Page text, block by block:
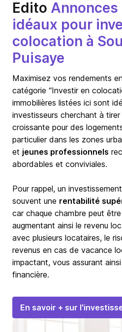
Edito Annonces
idéaux pour
colocation à
Puisaye
Maximisez vos rendements
catégorie “Investir en
immobilières listées ici sont
investisseurs cherchant à
croissante pour des
particulier dans les zones
et jeunes professionnels
abordables et conviviales.
Pour rappel, un
souvent une rentabilité
car chaque chambre peut
augmentant ainsi le revenu
avec plusieurs locataires, le
revenus en cas de vacance
impactant, vous assurant
financière.
En savoir + sur